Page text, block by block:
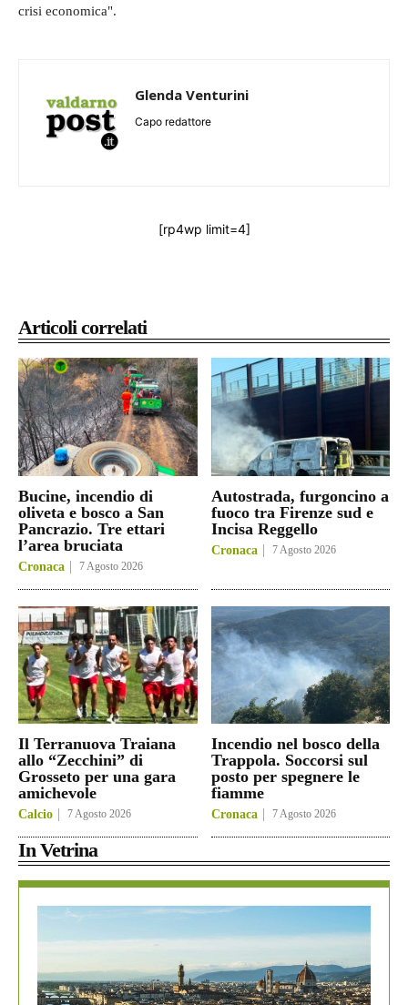
Articoli correlati
Bucine, incendio di
oliveta e bosco a San
Pancrazio. Tre ettari
l’area bruciata
Cronaca 7 Agosto 2026
Autostrada, furgoncino a
fuoco tra Firenze sud e
Incisa Reggello
Cronaca 7 Agosto 2026
Il Terranuova Traiana
allo “Zecchini” di
Grosseto per una gara
amichevole
Calcio 7 Agosto 2026
Incendio nel bosco della
Trappola. Soccorsi sul
posto per spegnere le
fiamme
Cronaca 7 Agosto 2026
In Vetrina
crisi economica".
Glenda Venturini
Capo redattore
[rp4wp limit=4]